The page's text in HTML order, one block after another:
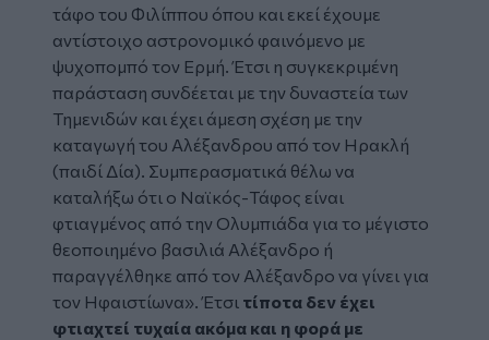
τάφο του Φιλίππου όπου και εκεί έχουμε
αντίστοιχο αστρονομικό φαινόμενο με
ψυχοπομπό τον Ερμή. Έτσι η συγκεκριμένη
παράσταση συνδέεται με την δυναστεία των
Τημενιδών και έχει άμεση σχέση με την
καταγωγή του Αλέξανδρου από τον Ηρακλή
(παιδί Δία). Συμπερασματικά θέλω να
καταλήξω ότι ο Ναϊκός-Τάφος είναι
φτιαγμένος από την Ολυμπιάδα για το μέγιστο
θεοποιημένο βασιλιά Αλέξανδρο ή
παραγγέλθηκε από τον Αλέξανδρο να γίνει για
τον Ηφαιστίωνα». Έτσι τίποτα δεν έχει
φτιαχτεί τυχαία ακόμα και η φορά με